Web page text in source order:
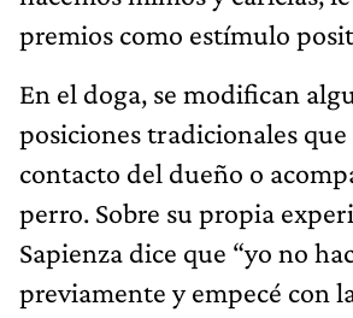
premios como estímulo
En el doga, se modifican
posiciones tradicionales
contacto del dueño o
perro. Sobre su propia
Sapienza dice que “yo no
previamente y empecé con